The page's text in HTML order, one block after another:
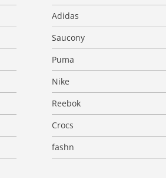
Adidas
Saucony
Puma
Nike
Reebok
Crocs
fashn